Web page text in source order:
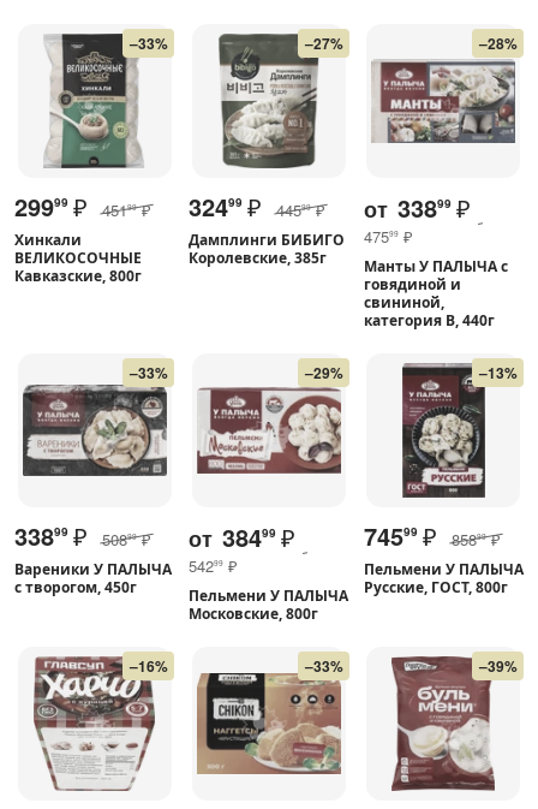
–33%
29999 ₽ 45199 ₽
Хинкали
ВЕЛИКОСОЧНЫЕ
Кавказские, 800г
–27%
32499 ₽ 44599 ₽
Дамплинги БИБИГО
Королевские, 385г
–28%
от 33899 ₽
47599 ₽
Манты У ПАЛЫЧА с
говядиной и
свининой,
категория В, 440г
–33%
33899 ₽ 50899 ₽
Вареники У ПАЛЫЧА
с творогом, 450г
–29%
от 38499 ₽
54299 ₽
Пельмени У ПАЛЫЧА
Московские, 800г
–13%
74599 ₽ 85899 ₽
Пельмени У ПАЛЫЧА
Русские, ГОСТ, 800г
–16% –33% –39%